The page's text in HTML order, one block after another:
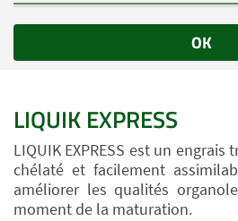
OK
LIQUIK EXPRESS
LIQUIK EXPRESS est un
chélaté et facilement
améliorer les qualités
moment de la maturation.